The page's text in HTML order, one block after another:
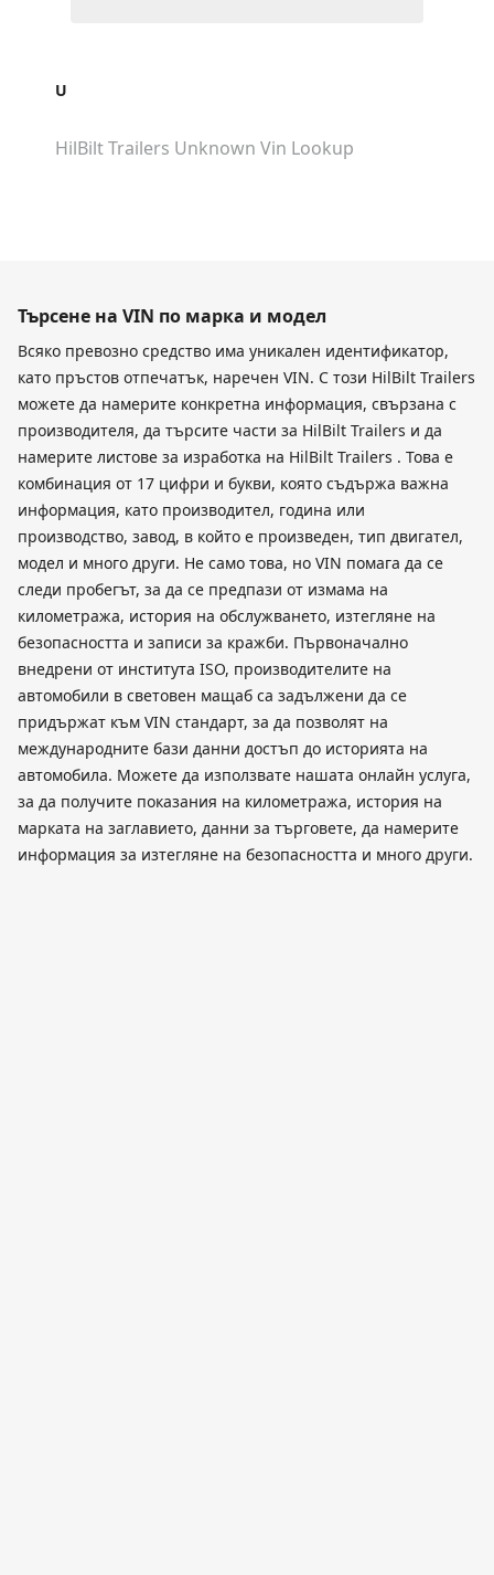
U
HilBilt Trailers Unknown Vin Lookup
Търсене на VIN по марка и модел
Всяко превозно средство има уникален идентификатор,
като пръстов отпечатък, наречен VIN. С този HilBilt Trailers
можете да намерите конкретна информация, свързана с
производителя, да търсите части за HilBilt Trailers и да
намерите листове за изработка на HilBilt Trailers . Това е
комбинация от 17 цифри и букви, която съдържа важна
информация, като производител, година или
производство, завод, в който е произведен, тип двигател,
модел и много други. Не само това, но VIN помага да се
следи пробегът, за да се предпази от измама на
километража, история на обслужването, изтегляне на
безопасността и записи за кражби. Първоначално
внедрени от института ISO, производителите на
автомобили в световен мащаб са задължени да се
придържат към VIN стандарт, за да позволят на
международните бази данни достъп до историята на
автомобила. Можете да използвате нашата онлайн услуга,
за да получите показания на километража, история на
марката на заглавието, данни за търговете, да намерите
информация за изтегляне на безопасността и много други.